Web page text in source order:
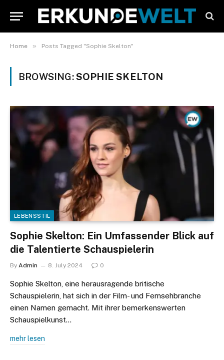
Home » Posts Tagged "Sophie Skelton"
BROWSING:SOPHIE SKELTON
LEBENSSTIL
Sophie Skelton: Ein Umfassender Blick auf
die Talentierte Schauspielerin
By Admin 8. July 2024 0
Sophie Skelton, eine herausragende britische
Schauspielerin, hat sich in der Film- und Fernsehbranche
einen Namen gemacht. Mit ihrer bemerkenswerten
Schauspielkunst…
mehr lesen